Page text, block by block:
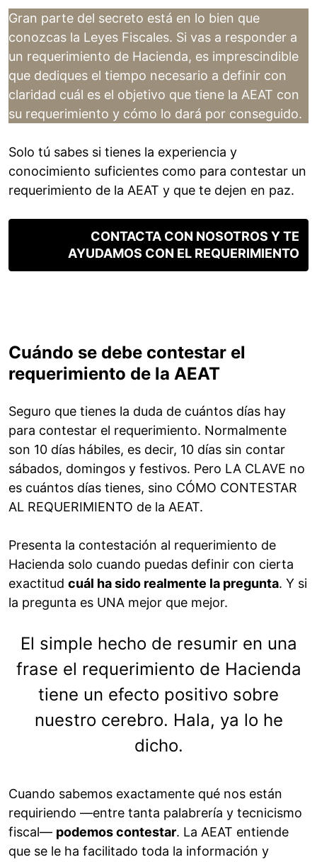
Gran parte del secreto está en lo bien que
conozcas la Leyes Fiscales. Si vas a responder a
un requerimiento de Hacienda, es imprescindible
que dediques el tiempo necesario a definir con
claridad cuál es el objetivo que tiene la AEAT con
su requerimiento y cómo lo dará por conseguido.
Solo tú sabes si tienes la experiencia y
conocimiento suficientes como para contestar un
requerimiento de la AEAT y que te dejen en paz.
CONTACTA CON NOSOTROS Y TE
AYUDAMOS CON EL REQUERIMIENTO
Cuándo se debe contestar el
requerimiento de la AEAT
Seguro que tienes la duda de cuántos días hay
para contestar el requerimiento. Normalmente
son 10 días hábiles, es decir, 10 días sin contar
sábados, domingos y festivos. Pero LA CLAVE no
es cuántos días tienes, sino CÓMO CONTESTAR
AL REQUERIMIENTO de la AEAT.
Presenta la contestación al requerimiento de
Hacienda solo cuando puedas definir con cierta
exactitud cuál ha sido realmente la pregunta. Y si
la pregunta es UNA mejor que mejor.
El simple hecho de resumir en una
frase el requerimiento de Hacienda
tiene un efecto positivo sobre
nuestro cerebro. Hala, ya lo he
dicho.
Cuando sabemos exactamente qué nos están
requiriendo —entre tanta palabrería y tecnicismo
fiscal— podemos contestar. La AEAT entiende
que se le ha facilitado toda la información y